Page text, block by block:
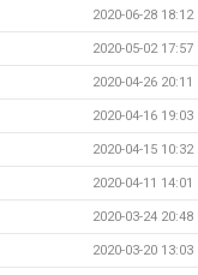
2020-06-28 18:12
2020-05-02 17:57
2020-04-26 20:11
2020-04-16 19:03
2020-04-15 10:32
2020-04-11 14:01
2020-03-24 20:48
2020-03-20 13:03